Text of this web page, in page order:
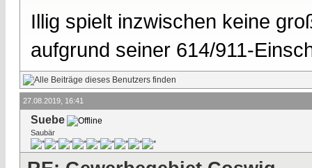
Illig spielt inzwischen keine
aufgrund seiner 614/911-
27.08.2019, 16:41
Suebe
Saubär